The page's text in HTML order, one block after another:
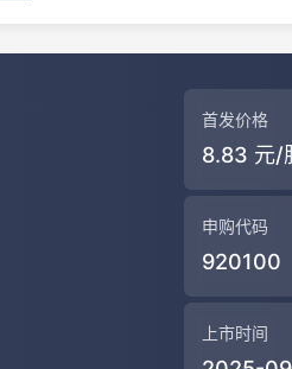
首发价格
8.83 元/
申购代码
920100
上市时间